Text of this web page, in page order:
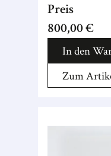
Preis
800,00 €
In den
Zum